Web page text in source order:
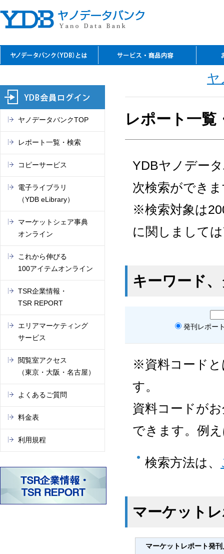
閲覧
電子
（
マー
オン
これ
市場
TSR
お問
（入
ご入
ご契
よく
ご案
ヤ
レポート一覧
YDBヤノデー
次検索ができ
※検索対象は
に関しまして
キーワード
発刊レポー
※資料コードと
す。
資料コードが
できます。例
検索方法は、
マーケット
マーケットレポート発刊
ヤノデータバンクTOP
レポート一覧・検索
コピーサービス
電子ライブラリ
（YDB eLibrary）
マーケットシェア事典
オンライン
これから伸びる
100アイテムオンライン
TSR企業情報・
TSR REPORT
エリアマーケティング
サービス
閲覧室アクセス
（東京・大阪・名古屋）
よくあるご質問
料金表
利用規程